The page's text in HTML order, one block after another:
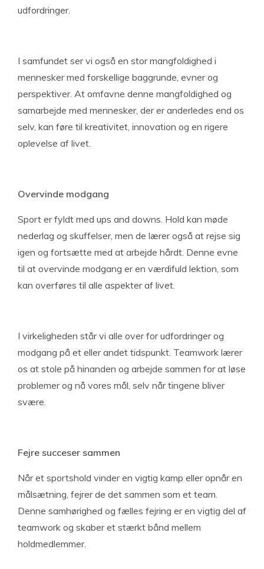
udfordringer.
I samfundet ser vi også en stor mangfoldighed i
mennesker med forskellige baggrunde, evner og
perspektiver. At omfavne denne mangfoldighed og
samarbejde med mennesker, der er anderledes end os
selv, kan føre til kreativitet, innovation og en rigere
oplevelse af livet.
Overvinde modgang
Sport er fyldt med ups and downs. Hold kan møde
nederlag og skuffelser, men de lærer også at rejse sig
igen og fortsætte med at arbejde hårdt. Denne evne
til at overvinde modgang er en værdifuld lektion, som
kan overføres til alle aspekter af livet.
I virkeligheden står vi alle over for udfordringer og
modgang på et eller andet tidspunkt. Teamwork lærer
os at stole på hinanden og arbejde sammen for at løse
problemer og nå vores mål, selv når tingene bliver
svære.
Fejre succeser sammen
Når et sportshold vinder en vigtig kamp eller opnår en
målsætning, fejrer de det sammen som et team.
Denne samhørighed og fælles fejring er en vigtig del af
teamwork og skaber et stærkt bånd mellem
holdmedlemmer.